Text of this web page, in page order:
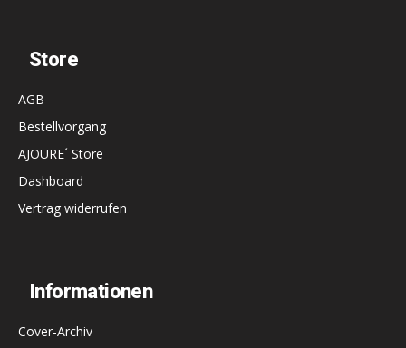
Store
AGB
Bestellvorgang
AJOURE´ Store
Dashboard
Vertrag widerrufen
Informationen
Cover-Archiv